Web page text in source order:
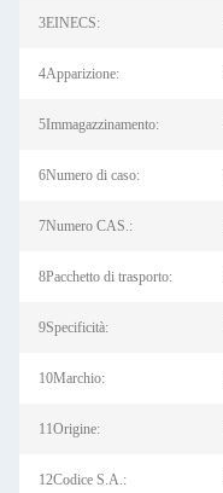
3EINECS:
4Apparizione:
5Immagazzinamento:
6Numero di caso:
7Numero CAS.:
8Pacchetto di trasporto:
9Specificità:
10Marchio:
11Origine:
12Codice S.A.: